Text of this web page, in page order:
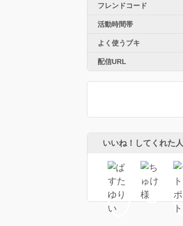
フレンドコード
活動時間帯
よく使うブキ
配信URL
いいね！してくれた人